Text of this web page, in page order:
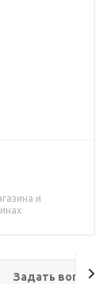
и
Задать вопрос